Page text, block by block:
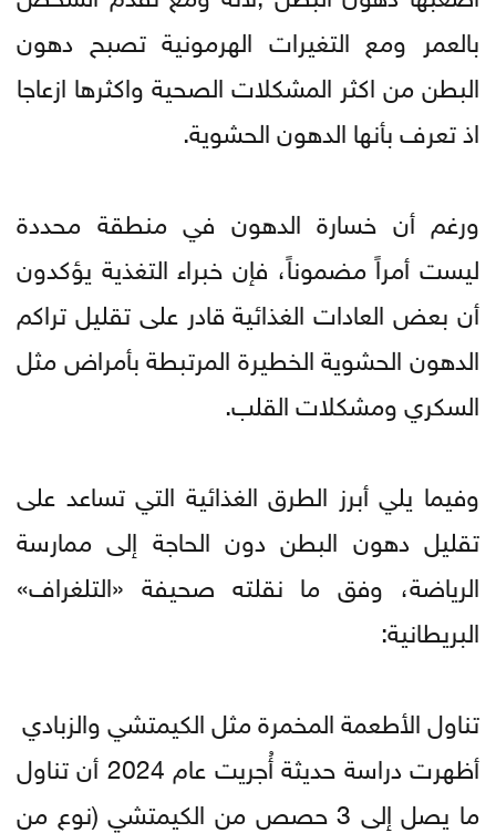
بالعمر ومع التغيرات الهرمونية تصبح دهون
البطن من اكثر المشكلات الصحية واكثرها ازعاجا
اذ تعرف بأنها الدهون الحشوية.
ورغم أن خسارة الدهون في منطقة محددة
ليست أمراً مضموناً، فإن خبراء التغذية يؤكدون
أن بعض العادات الغذائية قادر على تقليل تراكم
الدهون الحشوية الخطيرة المرتبطة بأمراض مثل
السكري ومشكلات القلب.
وفيما يلي أبرز الطرق الغذائية التي تساعد على
تقليل دهون البطن دون الحاجة إلى ممارسة
الرياضة، وفق ما نقلته صحيفة «التلغراف»
البريطانية:
تناول الأطعمة المخمرة مثل الكيمتشي والزبادي
أظهرت دراسة حديثة أُجريت عام 2024 أن تناول
ما يصل إلى 3 حصص من الكيمتشي (نوع من